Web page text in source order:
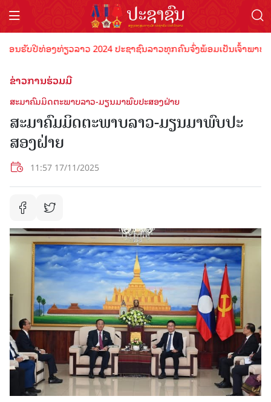
ບປີທ່ອງທ່ຽວລາວ 2024 ປະຊາຊົນລາວທຸກຄົນຈົ່ງພ້ອມເປັນເຈົ້າພາບທີ່ດີ
ຂ່າວການຮ່ວມມື
ສະ​ມາ​ຄົມ​ມິດ​ຕະ​ພາບລາວ-ມຽນ​ມາພົບປະສອງຝ່າຍ
ສະ​ມາ​ຄົມ​ມິດ​ຕະ​ພາບລາວ-ມຽນ​ມາພົບປະ
ສອງຝ່າຍ
11:57 17/11/2025